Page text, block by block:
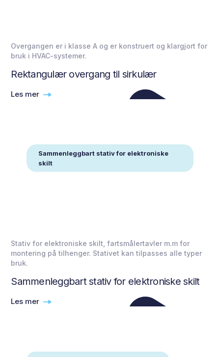
Overgangen er i klasse A og er konstruert og klargjort for
bruk i HVAC-systemer.
Rektangulær overgang til sirkulær
Les mer
Sammenleggbart stativ for elektroniske
skilt
Stativ for elektroniske skilt, fartsmålertavler m.m for
montering på tilhenger. Stativet kan tilpasses alle typer
bruk.
Sammenleggbart stativ for elektroniske skilt
Les mer